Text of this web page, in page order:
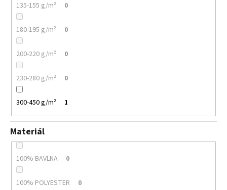
135-155 g/m² 0
180-195 g/m² 0
200-220 g/m² 0
230-280 g/m² 0
300-450 g/m² 1
Materiál
100% BAVLNA 0
100% POLYESTER 0